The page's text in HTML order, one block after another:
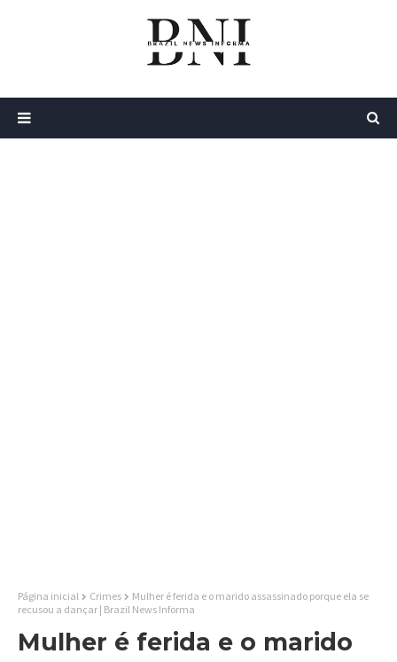
Página inicial Crimes
Mulher é ferida e o marido assassinado porque ela se
recusou a dançar | Brazil News Informa
Mulher é ferida e o marido